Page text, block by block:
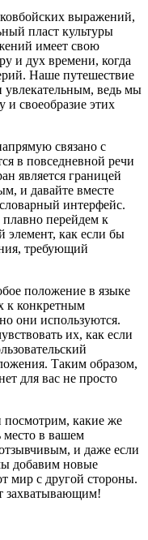
выражений,
пласт культуры
имеет свою
и дух времени, когда
Наше путешествие
увлекательным, ведь мы
и своеобразие этих
связано с
в повседневной речи
является границей
и давайте вместе
интерфейс.
перейдем к
элемент, как если бы
требующий
положение в языке
к конкретным
они используются.
их, как если
Таким образом,
для вас не просто
посмотрим, какие же
место в вашем
и даже если
добавим новые
мир с другой стороны.
захватывающим!